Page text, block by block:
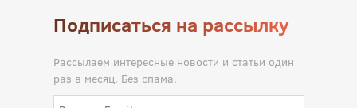
Подписаться на рассылку
Рассылаем интересные новости и статьи один
раз в месяц. Без спама.